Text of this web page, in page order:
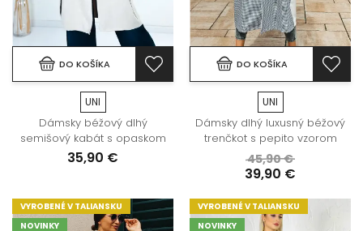
DO KOŠÍKA
UNI
Dámsky béžový dlhý
semišový kabát s opaskom
35,90 €
DO KOŠÍKA
UNI
Dámsky dlhý luxusný béžový
trenčkot s pepito vzorom
45,90 €
39,90 €
VYROBENÉ V TALIANSKU
NOVINKY
VYROBENÉ V TALIANSKU
NOVINKY